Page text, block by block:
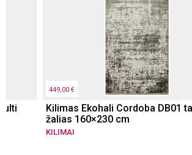
449,00 €
Kilimas Ekohali Cordoba DB01
žalias 160×230 cm
KILIMAI